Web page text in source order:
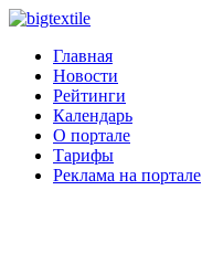
Главная
Новости
Рейтинги
Календарь
О портале
Тарифы
Реклама на портале